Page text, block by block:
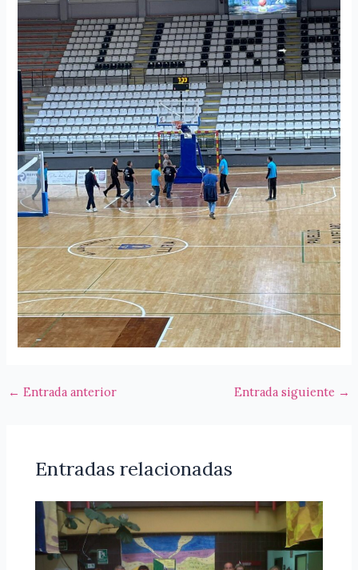
← Entrada anterior Entrada siguiente →
Entradas relacionadas